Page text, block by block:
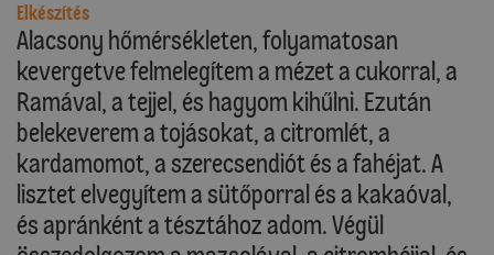
Elkészítés
Alacsony hőmérsékleten, folyamatosan
kevergetve felmelegítem a mézet a cukorral, a
Ramával, a tejjel, és hagyom kihűlni. Ezután
belekeverem a tojásokat, a citromlét, a
kardamomot, a szerecsendiót és a fahéjat. A
lisztet elvegyítem a sütőporral és a kakaóval,
és apránként a tésztához adom. Végül